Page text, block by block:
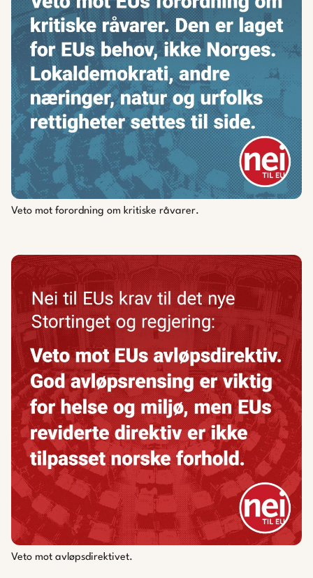
Veto mot forordning om kritiske råvarer.
Veto mot avløpsdirektivet.